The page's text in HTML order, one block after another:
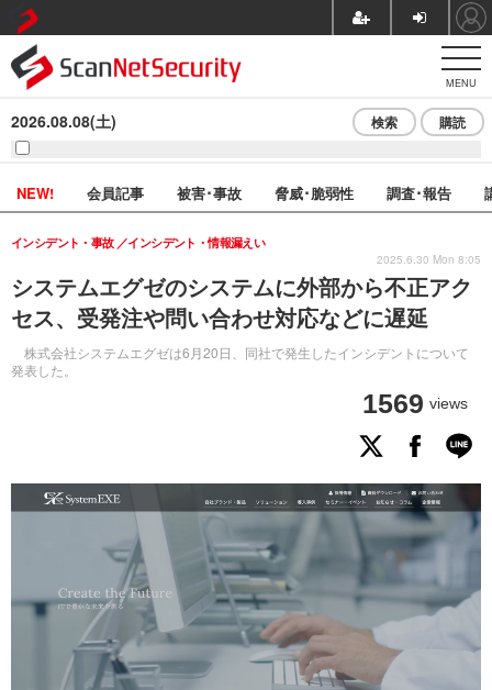
MENU
2026.08.08(土) 検索 購読
NEW! 会員記事 被害･事故 脅威･脆弱性 調査･報告
システムエグゼのシステムに外部から不正アク
セス、受発注や問い合わせ対応などに遅延
株式会社システムエグゼは6月20日、同社で発生したインシデントについて
発表した。
インシデント・事故 インシデント・情報漏えい
1569 views
2025.6.30 Mon 8:05